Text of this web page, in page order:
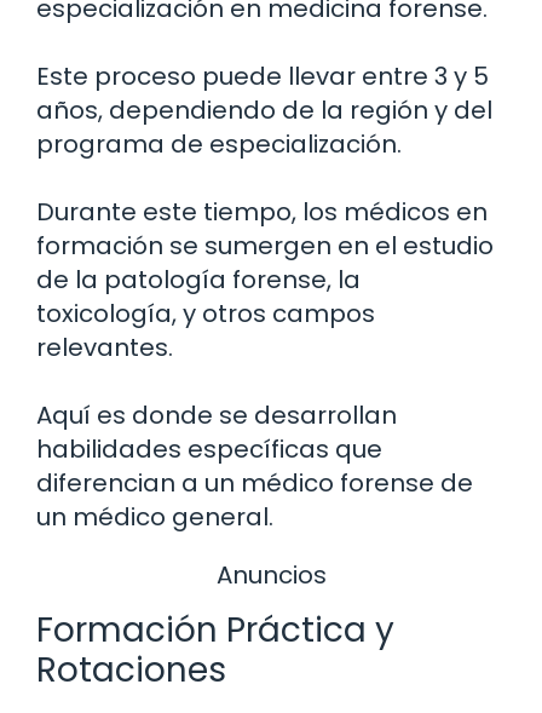
especialización en medicina forense.
Este proceso puede llevar entre 3 y 5
años, dependiendo de la región y del
programa de especialización.
Durante este tiempo, los médicos en
formación se sumergen en el estudio
de la patología forense, la
toxicología, y otros campos
relevantes.
Aquí es donde se desarrollan
habilidades específicas que
diferencian a un médico forense de
un médico general.
Anuncios
Formación Práctica y
Rotaciones